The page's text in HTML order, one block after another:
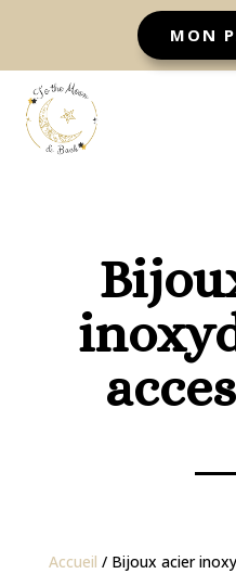
MON
Accueil / Bijoux acier